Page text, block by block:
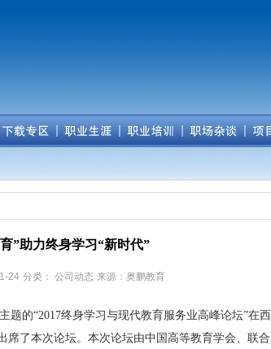
”助力终身学习“新时代”
24 分类： 公司动态 来源：奥鹏教育
题的“2017终身学习与现代教育服务业高峰论坛”在西
席了本次论坛。本次论坛由中国高等教育学会、联